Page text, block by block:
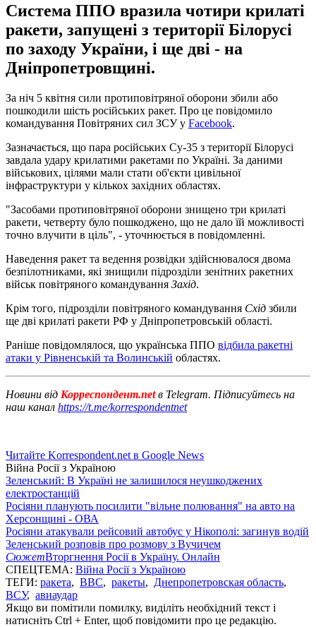
Система ППО вразила чотири крилаті
ракети, запущені з території Білорусі
по заходу України, і ще дві - на
Дніпропетровщині.
За ніч 5 квітня сили протиповітряної оборони збили або
пошкодили шість російських ракет. Про це повідомило
командування Повітряних сил ЗСУ у Facebook.
Зазначається, що пара російських Су-35 з території Білорусі
завдала удару крилатими ракетами по Україні. За даними
військових, цілями мали стати об'єкти цивільної
інфраструктури у кількох західних областях.
"Засобами протиповітряної оборони знищено три крилаті
ракети, четверту було пошкоджено, що не дало їй можливості
точно влучити в ціль", - уточнюється в повідомленні.
Наведення ракет та ведення розвідки здійснювалося двома
безпілотниками, які знищили підрозділи зенітних ракетних
військ повітряного командування Захід.
Крім того, підрозділи повітряного командування Схід збили
ще дві крилаті ракети РФ у Дніпропетровській області.
Раніше повідомлялося, що українська ППО відбила ракетні
атаки у Рівненській та Волинській областях.
Новини від Корреспондент.netв Telegram. Підписуйтесь на
наш канал https://t.me/korrespondentnet
Читайте Korrespondent.net в Google News
Війна Росії з Україною
Зеленський: В Україні не залишилося неушкоджених
електростанцій
Росіяни планують посилити "вільне полювання" на авто на
Херсонщині - ОВА
Росіяни атакували рейсовий автобус у Нікополі: загинув водій
Зеленський розповів про розмову з Вучичем
СюжетВторгнення Росії в Україну. Онлайн
СПЕЦТЕМА: Війна Росії з Україною
ТЕГИ: ракета, ВВС, ракеты, Днепропетровская область,
ВСУ, авиаудар
Якщо ви помітили помилку, виділіть необхідний текст і
натисніть Ctrl + Enter, щоб повідомити про це редакцію.